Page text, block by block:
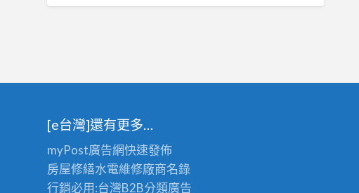
[e台灣]還有更多…
myPost廣告網快速發佈
房屋修繕水電維修廠商名錄
行銷必用:台灣B2B分類廣告